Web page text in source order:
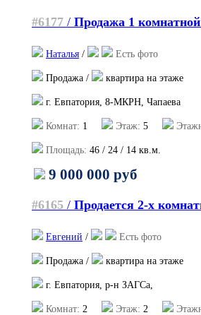
#6177 / Продажа 1
Наталья / Есть фото
Продажа / квартира на этаже
г. Евпатория, 8-МКРН, Чапаева
Комнат: 1 Этаж: 5
Площадь: 46 / 24 / 14 кв.м.
9 000 000 руб
#6165 / Продается 2-х
Евгений / Есть фото
Продажа / квартира на этаже
г. Евпатория, р-н ЗАГСа,
Комнат: 2 Этаж: 2